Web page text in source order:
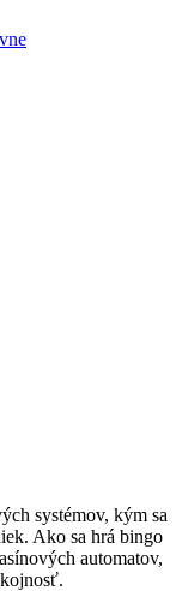
systémov, kým sa
Ako sa hrá bingo
automatov,